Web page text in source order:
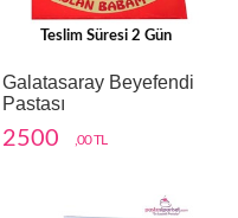
Teslim Süresi 2 Gün
Galatasaray Beyefendi
Pastası
2500 ,00 TL